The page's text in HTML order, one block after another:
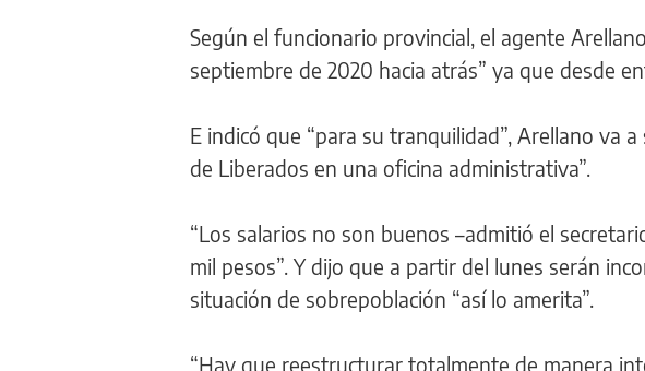
Según el funcionario provincial, el agente
septiembre de 2020 hacia atrás” ya que desde
E indicó que “para su tranquilidad”, Arellano va
de Liberados en una oficina administrativa”.
“Los salarios no son buenos –admitió el
mil pesos”. Y dijo que a partir del lunes serán
situación de sobrepoblación “así lo amerita”.
“Hay que reestructurar totalmente de manera